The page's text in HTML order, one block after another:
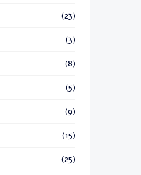
(23)
(3)
(8)
(5)
(9)
(15)
(25)